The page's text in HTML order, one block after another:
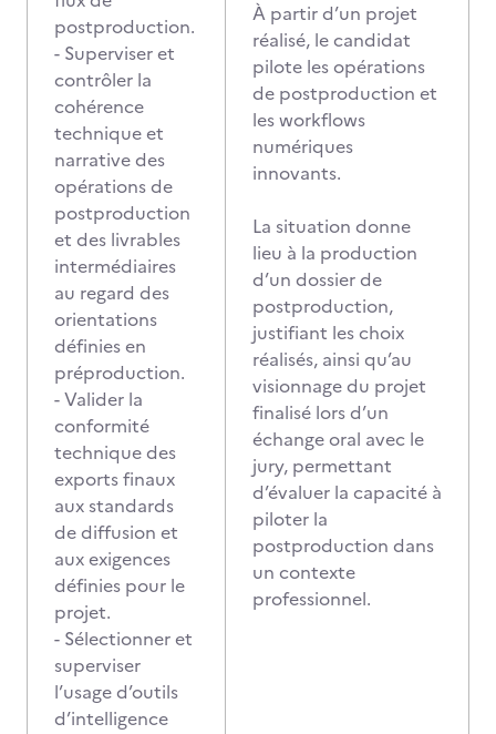
postproduction.
- Superviser et
contrôler la
cohérence
technique et
narrative des
opérations de
postproduction
et des livrables
intermédiaires
au regard des
orientations
définies en
préproduction.
- Valider la
conformité
technique des
exports finaux
aux standards
de diffusion et
aux exigences
définies pour le
projet.
- Sélectionner et
superviser
l’usage d’outils
d’intelligence
À partir d’un projet
réalisé, le candidat
pilote les opérations
de postproduction et
les workflows
numériques
innovants.
La situation donne
lieu à la production
d’un dossier de
postproduction,
justifiant les choix
réalisés, ainsi qu’au
visionnage du projet
finalisé lors d’un
échange oral avec le
jury, permettant
d’évaluer la capacité à
piloter la
postproduction dans
un contexte
professionnel.